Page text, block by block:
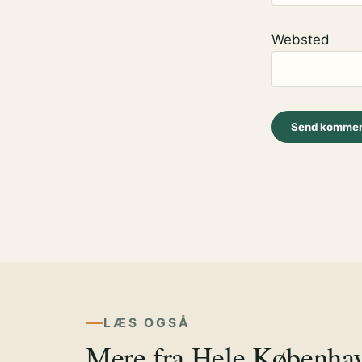
Websted
LÆS OGSÅ